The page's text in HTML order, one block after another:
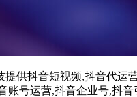
提供抖音短视频,抖音代运
账号运营,抖音企业号,抖